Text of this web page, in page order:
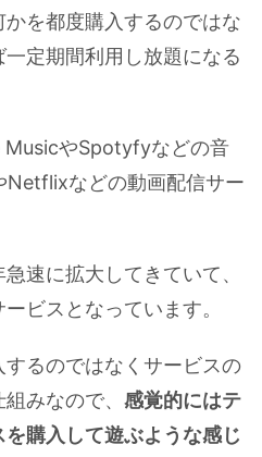
を都度購入するのではな
定期間利用し放題になる
MusicやSpotyfyなどの音
Netflixなどの動画配信サー
速に拡大してきていて、
ビスとなっています。
るのではなくサービスの
みなので、 感覚的にはテ
購入して遊ぶような感じ